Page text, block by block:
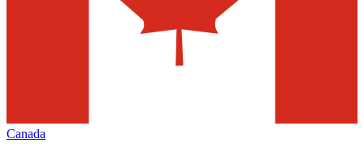
Canada